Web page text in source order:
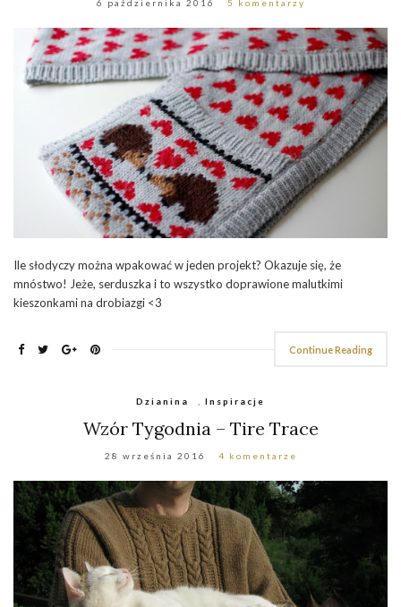
6 października 2016 5 komentarzy
Ile słodyczy można wpakować w jeden projekt? Okazuje się, że
mnóstwo! Jeże, serduszka i to wszystko doprawione malutkimi
kieszonkami na drobiazgi <3
Continue Reading
Dzianina Inspiracje
Wzór Tygodnia – Tire Trace
28 września 2016 4 komentarze